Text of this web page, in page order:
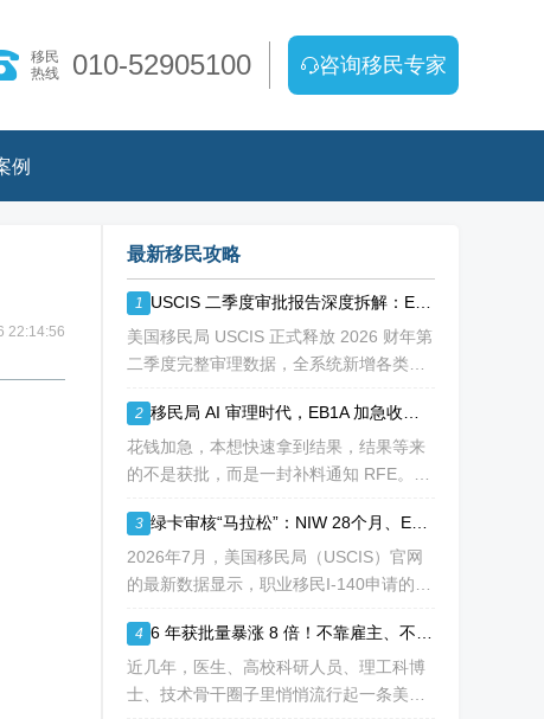
移民
热线
010-52905100 咨询移民专家
例
22:14:56
最新移民攻略
1
美国移民局 USCIS 正式释放 2026 财年第
二季度完整审理数据，全系统新增各类移
整体待审积压总量已冲破 1200 万大关。
海
2
花钱加急，本想快速拿到结果，结果等来
的不是获批，而是一封补料通知 RFE。如
急案件触发补件的概率明显走高，很多申
请人陷入焦虑：加急收到 RFE
3
2026年7月，美国移民局（USCIS）官网
的最新数据显示，职业移民I-140申请的审
等待或计划递交NIW（国家利益豁免）和
EB-1A（杰出人才）的申请人来说，这
4
近几年，医生、高校科研人员、理工科博
士、技术骨干圈子里悄悄流行起一条美国